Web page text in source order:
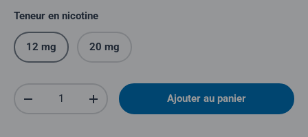
Teneur en nicotine
12 mg 20 mg
Quantité
Réduire la quantitéAugmenter la quantitéAjouter au panier